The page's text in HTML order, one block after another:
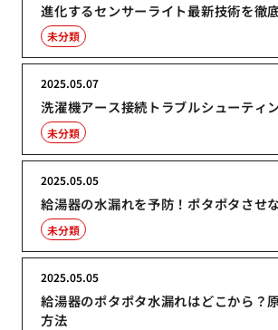
進化するセンサーライト最新技術を徹
未分類
洗濯機アース接続トラブルシューティ
2025.05.07
未分類
給湯器の水漏れを予防！ポタポタさせ
2025.05.05
未分類
給湯器のポタポタ水漏れはどこから？
方法
2025.05.05